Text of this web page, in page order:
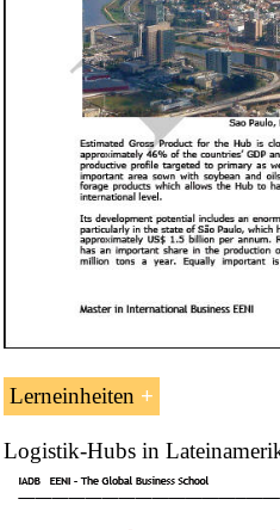
Lerneinheiten
Lateinamerika: Wirtschaft
Lateinamerika
Logistik-Hubs in